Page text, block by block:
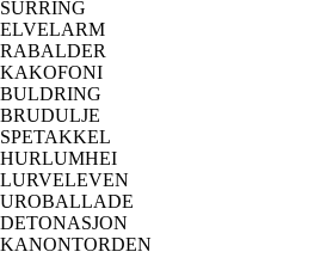
SURRING
ELVELARM
RABALDER
KAKOFONI
BULDRING
BRUDULJE
SPETAKKEL
HURLUMHEI
LURVELEVEN
UROBALLADE
DETONASJON
KANONTORDEN